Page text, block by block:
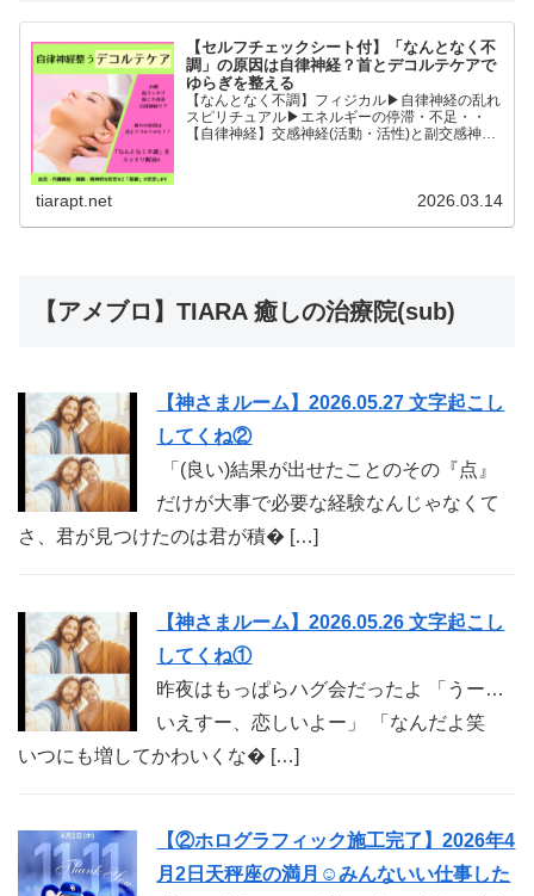
【セルフチェックシート付】「なんとなく不
調」の原因は自律神経？首とデコルテケアで
ゆらぎを整える
【なんとなく不調】フィジカル▶︎自律神経の乱れ
スピリチュアル▶︎エネルギーの停滞・不足・・
【自律神経】交感神経(活動・活性)と副交感神経
tiarapt.net 2026.03.14
【アメブロ】TIARA 癒しの治療院(sub)
【神さまルーム】2026.05.27 文字起こし
してくね②
「(良い)結果が出せたことのその『点』
だけが大事で必要な経験なんじゃなくて
さ、君が見つけたのは君が積� […]
【神さまルーム】2026.05.26 文字起こし
してくね①
昨夜はもっぱらハグ会だったよ 「うー…
いえすー、恋しいよー」 「なんだよ笑
いつにも増してかわいくな� […]
【②ホログラフィック施工完了】2026年4
月2日天秤座の満月☺︎みんないい仕事した